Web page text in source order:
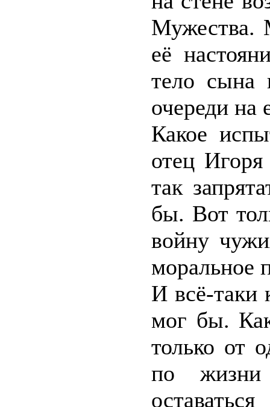
Мужества.
её
тело сына
очереди на
Какое
отец
так
бы. Вот
войну
моральное
И всё-таки
мог бы.
только от
по жизни